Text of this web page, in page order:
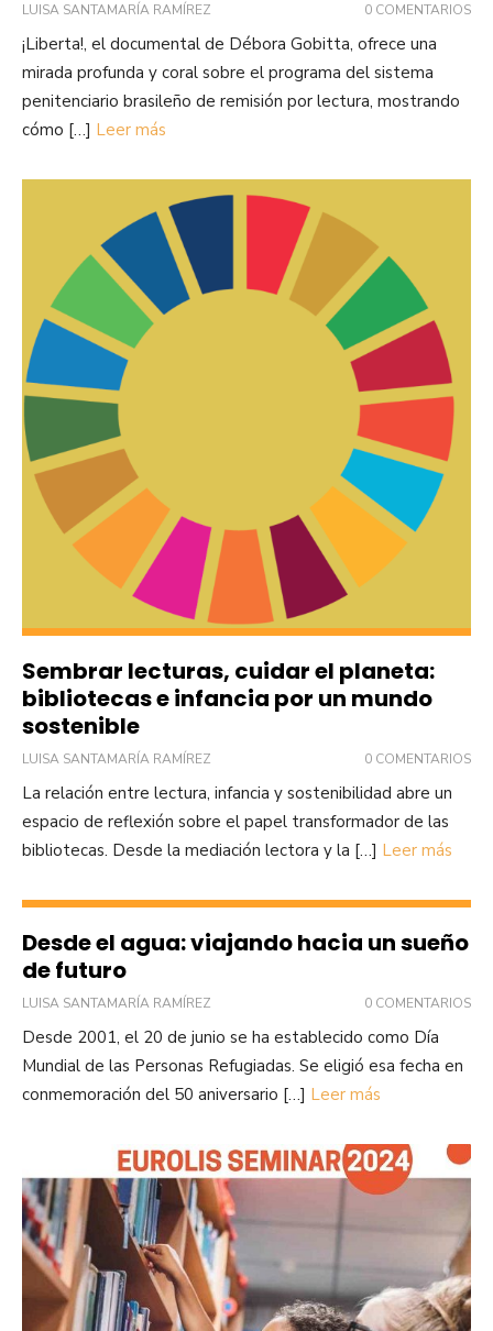
LUISA SANTAMARÍA RAMÍREZ 0 COMENTARIOS
¡Liberta!, el documental de Débora Gobitta, ofrece una
mirada profunda y coral sobre el programa del sistema
penitenciario brasileño de remisión por lectura, mostrando
cómo […] Leer más
Sembrar lecturas, cuidar el planeta:
bibliotecas e infancia por un mundo
sostenible
LUISA SANTAMARÍA RAMÍREZ 0 COMENTARIOS
La relación entre lectura, infancia y sostenibilidad abre un
espacio de reflexión sobre el papel transformador de las
bibliotecas. Desde la mediación lectora y la […] Leer más
Desde el agua: viajando hacia un sueño
de futuro
LUISA SANTAMARÍA RAMÍREZ 0 COMENTARIOS
Desde 2001, el 20 de junio se ha establecido como Día
Mundial de las Personas Refugiadas. Se eligió esa fecha en
conmemoración del 50 aniversario […] Leer más